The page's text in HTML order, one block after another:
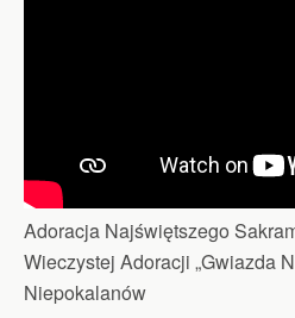
Adoracja Najświętszego
Wieczystej Adoracji „Gwiazda
Niepokalanów